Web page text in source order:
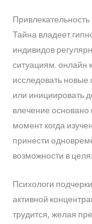
Привлекательность
Тайна владеет
индивидов
ситуациям. онлайн
исследовать новые
или инициировать
влечение
момент когда
принести
возможности в
Психологи
активной
трудится, желая